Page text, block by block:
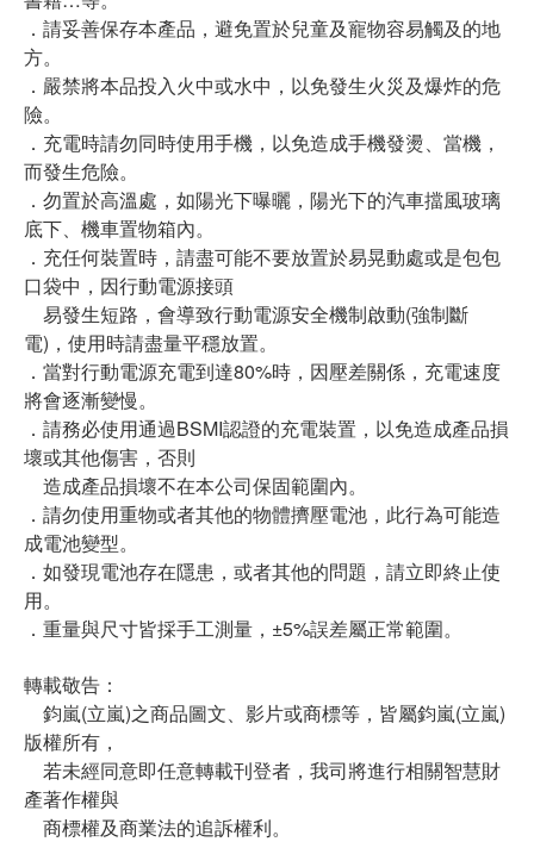
．請妥善保存本產品，避免置於兒童及寵物容易觸及的地
方。
．嚴禁將本品投入火中或水中，以免發生火災及爆炸的危
險。
．充電時請勿同時使用手機，以免造成手機發燙、當機，
而發生危險。
．勿置於高溫處，如陽光下曝曬，陽光下的汽車擋風玻璃
底下、機車置物箱內。
．充任何裝置時，請盡可能不要放置於易晃動處或是包包
口袋中，因行動電源接頭
易發生短路，會導致行動電源安全機制啟動(強制斷
電)，使用時請盡量平穩放置。
．當對行動電源充電到達80%時，因壓差關係，充電速度
將會逐漸變慢。
．請務必使用通過BSMI認證的充電裝置，以免造成產品損
壞或其他傷害，否則
造成產品損壞不在本公司保固範圍內。
．請勿使用重物或者其他的物體擠壓電池，此行為可能造
成電池變型。
．如發現電池存在隱患，或者其他的問題，請立即終止使
用。
．重量與尺寸皆採手工測量，±5%誤差屬正常範圍。
轉載敬告：
鈞嵐(立嵐)之商品圖文、影片或商標等，皆屬鈞嵐(立嵐)
版權所有，
若未經同意即任意轉載刊登者，我司將進行相關智慧財
產著作權與
商標權及商業法的追訴權利。